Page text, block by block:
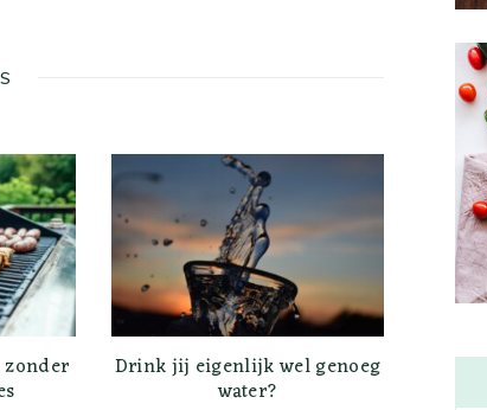
zonder Drink jij eigenlijk wel genoeg
water?